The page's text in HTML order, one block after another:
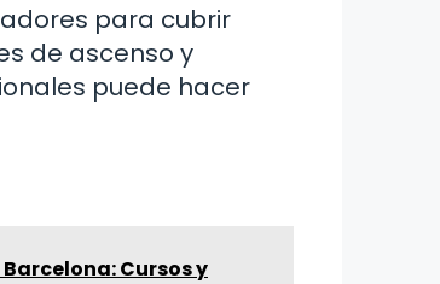
para cubrir
de ascenso y
puede hacer
Cursos y